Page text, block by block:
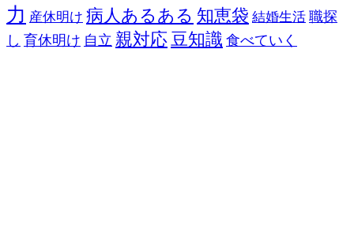
力 産休明け 病人あるある 知恵袋 結婚生活 職探
し 育休明け 自立 親対応豆知識 食べていく